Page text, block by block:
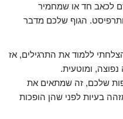
לכאב חד או שמחמיר
הגוף שלכם מדבר
ללמוד את התרגילים, אז
ומוטעית.
שלכם, זה שמתאים את
בעיות לפני שהן הופכות